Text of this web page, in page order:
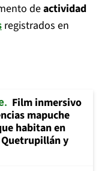
deactividad
registrados en
Film inmersivo
mapuche
habitan en
y